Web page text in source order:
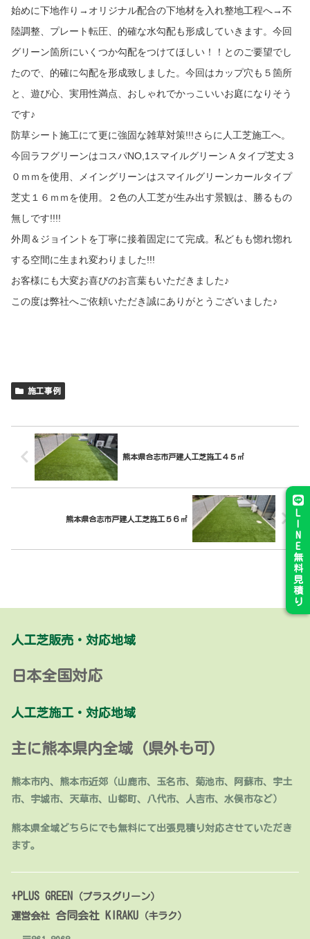
始めに下地作り→オリジナル配合の下地材を入れ整地工程へ→不
陸調整、プレート転圧、的確な水勾配も形成していきます。今回
グリーン箇所にいくつか勾配をつけてほしい！！とのご要望でし
たので、的確に勾配を形成致しました。今回はカップ穴も５箇所
と、遊び心、実用性満点、おしゃれでかっこいいお庭になりそう
です♪
防草シート施工にて更に強固な雑草対策!!!さらに人工芝施工へ。
今回ラフグリーンはコスパNO,1スマイルグリーンＡタイプ芝丈３
０ｍｍを使用、メイングリーンはスマイルグリーンカールタイプ
芝丈１６ｍｍを使用。２色の人工芝が生み出す景観は、勝るもの
無しです!!!!
外周＆ジョイントを丁寧に接着固定にて完成。私どもも惚れ惚れ
する空間に生まれ変わりました!!!
お客様にも大変お喜びのお言葉もいただきました♪
この度は弊社へご依頼いただき誠にありがとうございました♪
施工事例
熊本県合志市戸建人工芝施工４５㎡
熊本県合志市戸建人工芝施工５６㎡
L
N
E
無
料
見
積
り
人工芝販売・対応地域
日本全国対応
人工芝施工・対応地域
主に熊本県内全域 (県外も可)
熊本市内、熊本市近郊（山鹿市、玉名市、菊池市、阿蘇市、宇土
市、宇城市、天草市、山都町、八代市、人吉市、水俣市など）
熊本県全域どちらにでも無料にて出張見積り対応させていただき
ます。
+PLUS GREEN
（プラスグリーン）
運営会社 合同会社 KIRAKU （キラク）